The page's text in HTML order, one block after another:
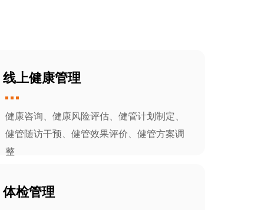
线上健康管理
健康咨询、健康风险评估、健管计划制定、
健管随访干预、健管效果评价、健管方案调
整
体检管理